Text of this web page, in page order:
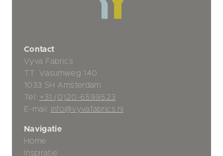
Contact
Vyva Fabrics
TT. Vasumweg 140
1033 SH Amsterdam
Tel: +31 (0)20-6599523
E-mail: info@vyvafabrics.nl
Navigatie
Home
Inspiratie